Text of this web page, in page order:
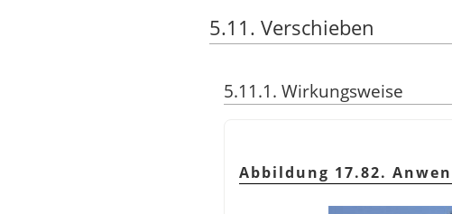
5.11. Verschieben
5.11.1. Wirkungsweise
Abbildung 17.82.